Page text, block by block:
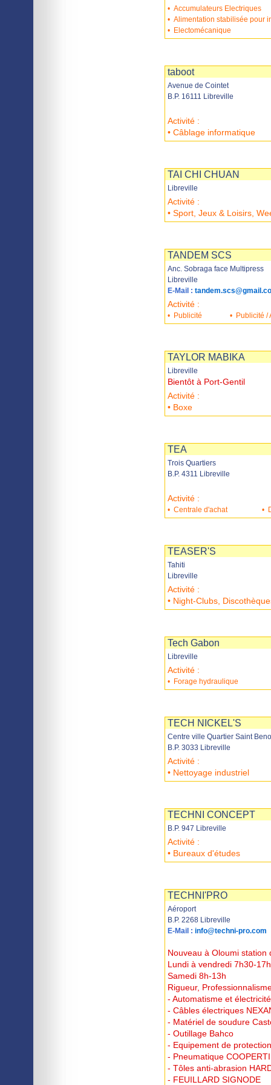
• Accumulateurs Electriques
• Alimentation stabilisée pour
• Electomécanique
taboot
Avenue de Cointet
B.P. 16111 Libreville
Activité :
• Câblage informatique
TAI CHI CHUAN
Libreville
Activité :
• Sport, Jeux & Loisirs,
TANDEM SCS
Anc. Sobraga face Multipress
Libreville
E-Mail :
Activité :
• Publicité • Publicité /
TAYLOR MABIKA
Libreville
Bientôt à Port-Gentil
Activité :
• Boxe
TEA
Trois Quartiers
B.P. 4311 Libreville
Activité :
• Centrale d'achat •
TEASER'S
Tahiti
Libreville
Activité :
• Night-Clubs,
Tech Gabon
Libreville
Activité :
• Forage hydraulique
TECH NICKEL'S
Centre ville Quartier Saint
B.P. 3033 Libreville
Activité :
• Nettoyage industriel
TECHNI CONCEPT
B.P. 947 Libreville
Activité :
• Bureaux d'études
TECHNI'PRO
Aéroport
B.P. 2268 Libreville
E-Mail : info@techni-pro.com
Nouveau à Oloumi station
Lundi à vendredi 7h30-17h
Samedi 8h-13h
Rigueur,
- Automatisme et
- Câbles électriques
- Matériel de soudure
- Outillage Bahco
- Equipement de
- Pneumatique
- Tôles anti-abrasion
- FEUILLARD SIGNODE